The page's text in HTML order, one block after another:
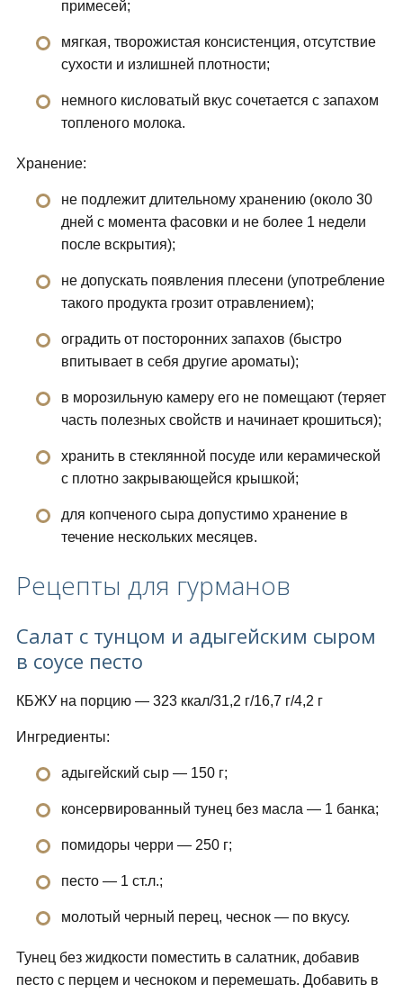
примесей;
мягкая, творожистая консистенция, отсутствие
сухости и излишней плотности;
немного кисловатый вкус сочетается с запахом
топленого молока.
Хранение:
не подлежит длительному хранению (около 30
дней с момента фасовки и не более 1 недели
после вскрытия);
не допускать появления плесени (употребление
такого продукта грозит отравлением);
оградить от посторонних запахов (быстро
впитывает в себя другие ароматы);
в морозильную камеру его не помещают (теряет
часть полезных свойств и начинает крошиться);
хранить в стеклянной посуде или керамической
с плотно закрывающейся крышкой;
для копченого сыра допустимо хранение в
течение нескольких месяцев.
Рецепты для гурманов
Салат с тунцом и адыгейским сыром
в соусе песто
КБЖУ на порцию — 323 ккал/31,2 г/16,7 г/4,2 г
Ингредиенты:
адыгейский сыр — 150 г;
консервированный тунец без масла — 1 банка;
помидоры черри — 250 г;
песто — 1 ст.л.;
молотый черный перец, чеснок — по вкусу.
Тунец без жидкости поместить в салатник, добавив
песто с перцем и чесноком и перемешать. Добавить в